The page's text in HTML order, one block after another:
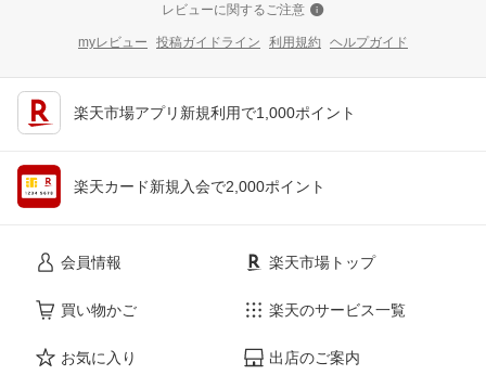
レビューに関するご注意
myレビュー 投稿ガイドライン 利用規約 ヘルプガイド
楽天市場アプリ新規利用で1,000ポイント
楽天カード新規入会で2,000ポイント
会員情報
買い物かご
お気に入り
楽天市場トップ
楽天のサービス一覧
出店のご案内